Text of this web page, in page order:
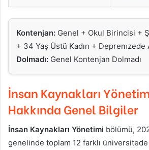
Kontenjan: Genel + Okul Birincisi +
+ 34 Yaş Üstü Kadın + Depremzede
Dolmadı: Genel Kontenjan Dolmadı
İnsan Kaynakları
Hakkında Genel Bilgiler
İnsan Kaynakları Yönetimi bölümü,
genelinde toplam 12 farklı